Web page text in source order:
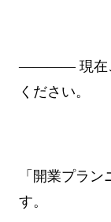
―――― 現在ご
ください。
「開業プラ
す。